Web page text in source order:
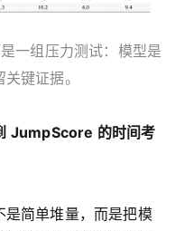
一组压力测试：模型是
键证据。
JumpScore 的时间考
简单堆量，而是把模